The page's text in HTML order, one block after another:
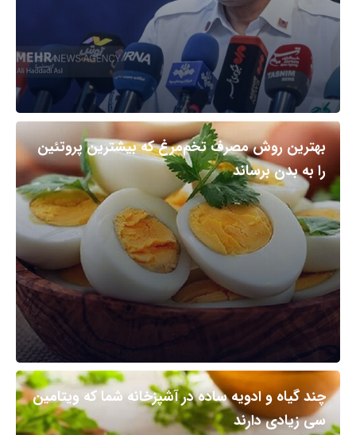
بهترین روش مصرف تخم‌مرغ که بیشترین پروتئین
را به بدن برساند
چند گیاه و ادویه ساده در آشپزخانه شما که ویتامین
سی زیادی دارند